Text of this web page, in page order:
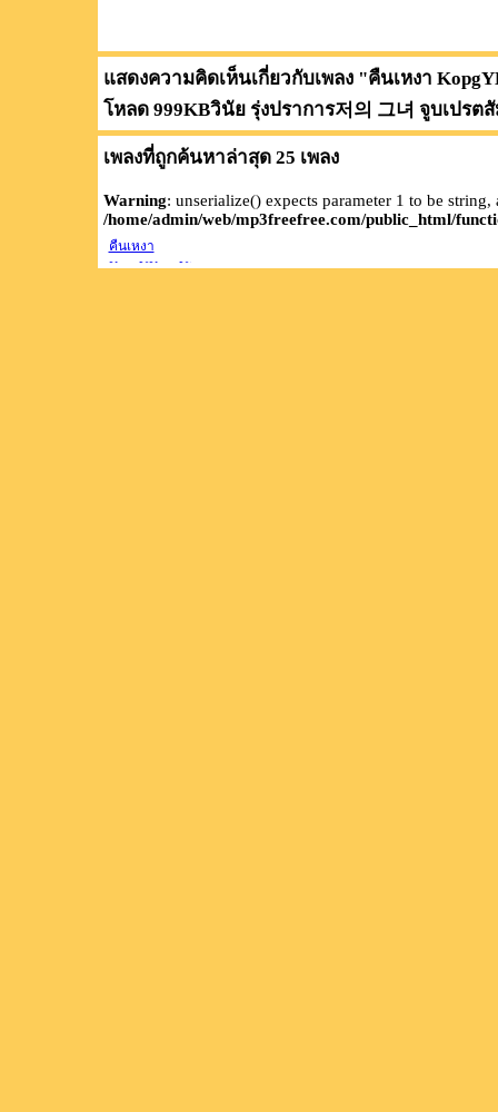
แสดงความคิดเห็นเกี่ยวกับเพลง "คืนเหงา
โหลด 999KBวินัย รุ่งปราการ저의 그녀 จูบเปรตสั
เพลงที่ถูกค้นหาล่าสุด 25 เพลง
Warning: unserialize() expects parameter 1 to be
/home/admin/web/mp3freefree.com/public_html/
คืนเหงา
KopgYKopgYjpดาว